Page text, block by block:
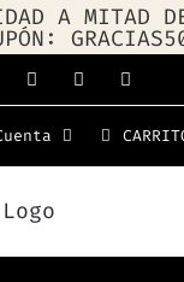
A MITAD
FacebookInstagram